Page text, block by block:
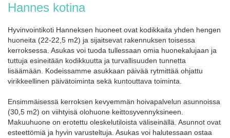
Hannes kotina
Hyvinvointikoti Hanneksen huoneet ovat kodikkaita yhden hengen
huoneita (22-22,5 m2) ja sijaitsevat rakennuksen toisessa
kerroksessa. Asukas voi tuoda tullessaan omia huonekalujaan ja
tuttuja esineitään kodikkuutta ja turvallisuuden tunnetta
lisäämään. Kodeissamme asukkaan päivää rytmittää ohjattu
virikkeellinen päivätoiminta sekä kuntouttava toiminta.
Ensimmäisessä kerroksen kevyemmän hoivapalvelun asunnoissa
(30,5 m2) on viihtyisä olohuone keittosyvennyksineen.
Makuuhuone on erotettu oleskelutiloista väliseinällä. Asunnot ovat
esteettömiä ja hyvin varusteltuja. Asukas voi halutessaan ostaa